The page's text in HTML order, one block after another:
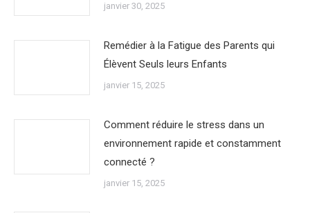
janvier 30, 2025
Remédier à la Fatigue des Parents qui
Élèvent Seuls leurs Enfants
janvier 15, 2025
Comment réduire le stress dans un
environnement rapide et constamment
connecté ?
janvier 15, 2025